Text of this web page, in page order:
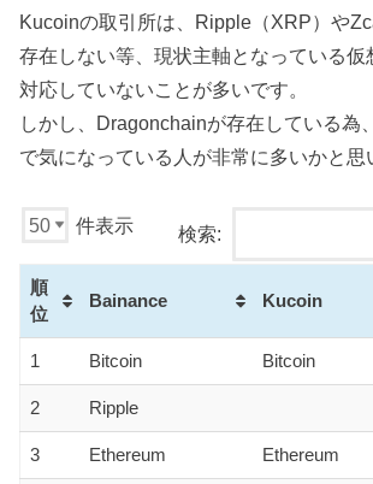
Kucoinの取引所は、Ripple（XRP）や
存在しない等、現状主軸となっている仮
対応していないことが多いです。
しかし、Dragonchainが存在している為
で気になっている人が非常に多いかと思
件表示 検索:
順
位
Bainance Kucoin
1 Bitcoin Bitcoin
2 Ripple
3 Ethereum Ethereum